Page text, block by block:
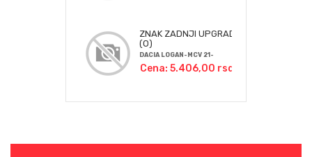
ZNAK ZADNJI UPGRADE
(O)
DACIA LOGAN-MCV 21-
Cena: 5.406,00 rsd